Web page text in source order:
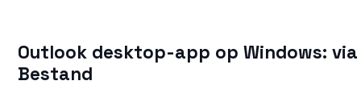
Outlook desktop-app op Windows: via
Bestand